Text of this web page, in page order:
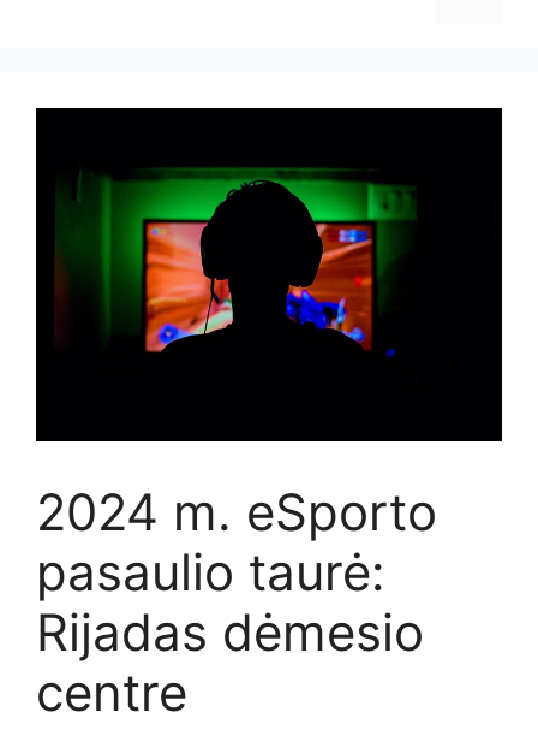
2024 m. eSporto
pasaulio taurė:
Rijadas dėmesio
centre